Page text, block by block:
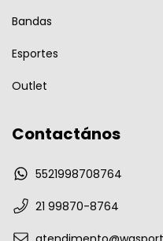
Bandas
Esportes
Outlet
Contactános
5521998708764
21 99870-8764